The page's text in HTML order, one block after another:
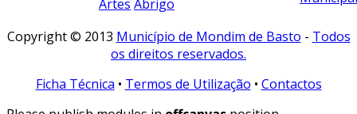
Copyright © 2013 Município de Mondim de Basto - Todos
os direitos reservados.
Ficha Técnica • Termos de Utilização • Contactos